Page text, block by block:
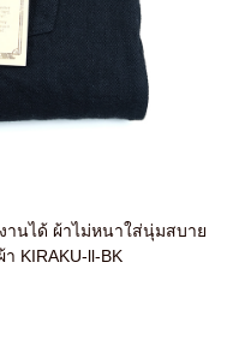
านได้ ผ้าไม่หนาใส่นุ่มสบาย
KIRAKU-ll-BK